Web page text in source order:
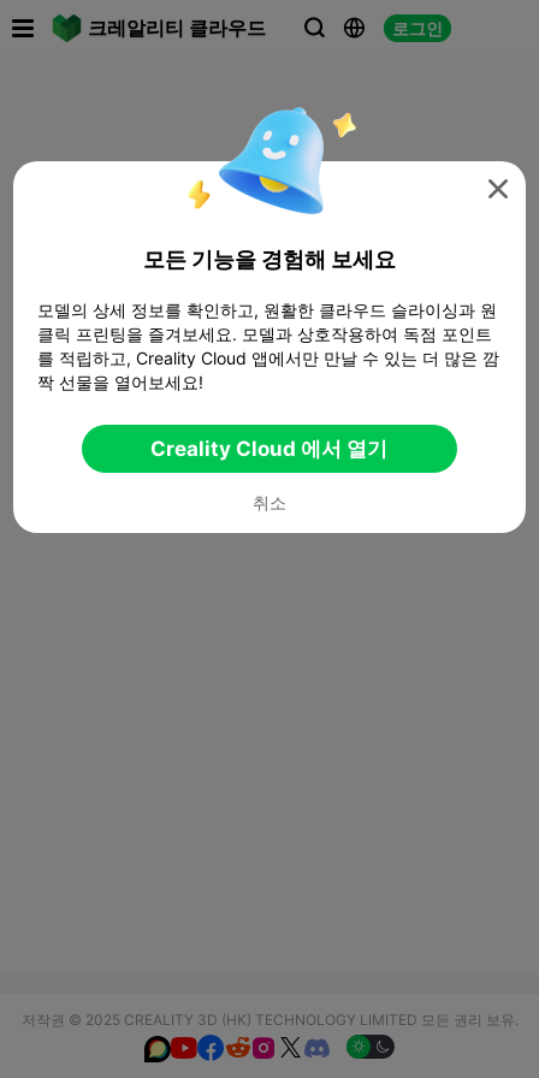
크레알리티 클라우드   로그인
저작권 © 2025 CREALITY 3D (HK) TECHNOLOGY LIMITED 모든 권리 보유.
  

모든 기능을 경험해 보세요
모델의 상세 정보를 확인하고, 원활한 클라우드 슬라이싱과 원
클릭 프린팅을 즐겨보세요. 모델과 상호작용하여 독점 포인트
를 적립하고, Creality Cloud 앱에서만 만날 수 있는 더 많은 깜
짝 선물을 열어보세요!
Creality Cloud 에서 열기
취소